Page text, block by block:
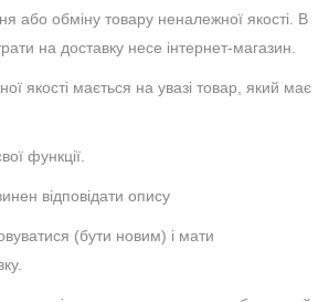
або обміну товару неналежної якості. В
на доставку несе інтернет-магазин.
якості мається на увазі товар, який має
функції.
відповідати опису
(бути новим) і мати